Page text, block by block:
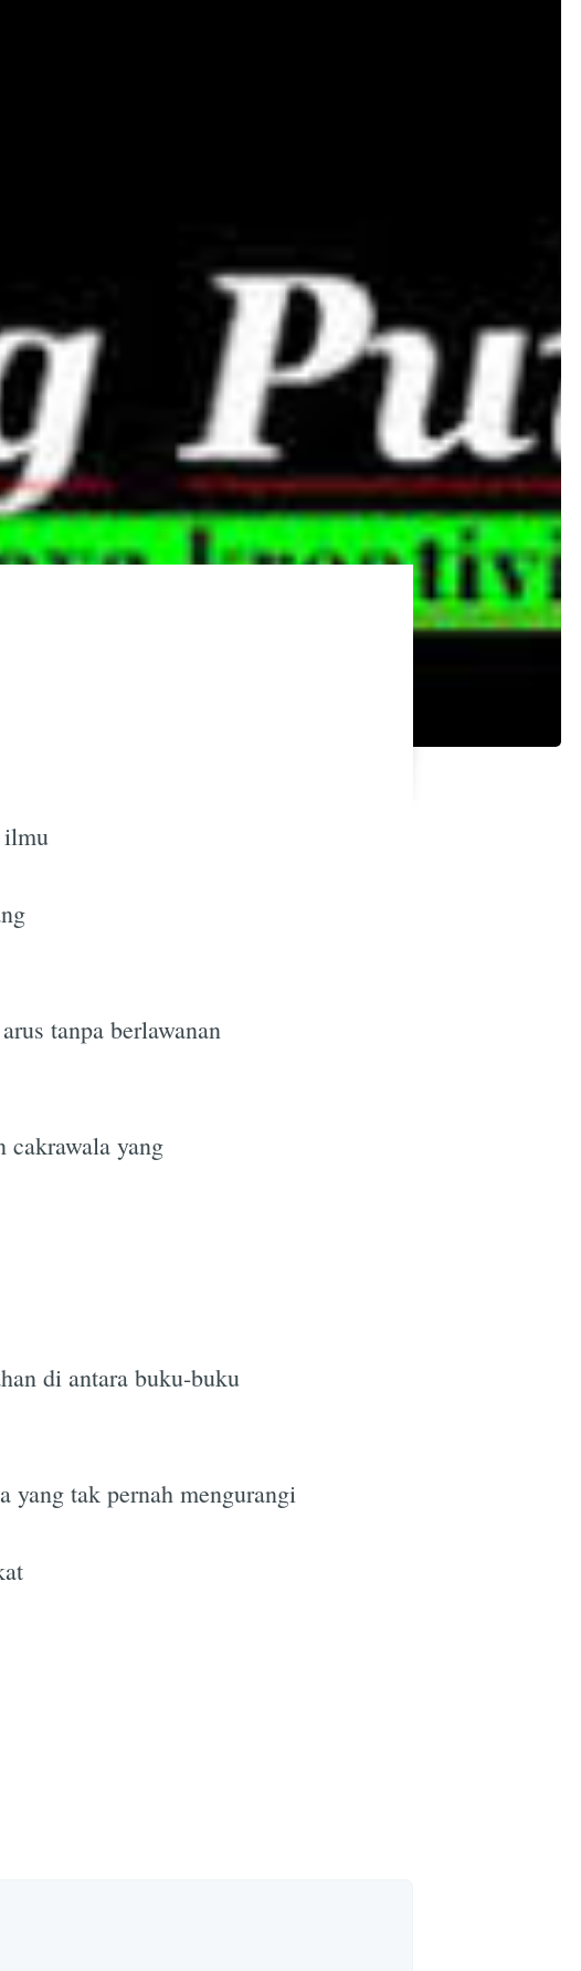
ilmu
tanpa berlawanan
cakrawala yang
di antara buku-buku
yang tak pernah mengurangi